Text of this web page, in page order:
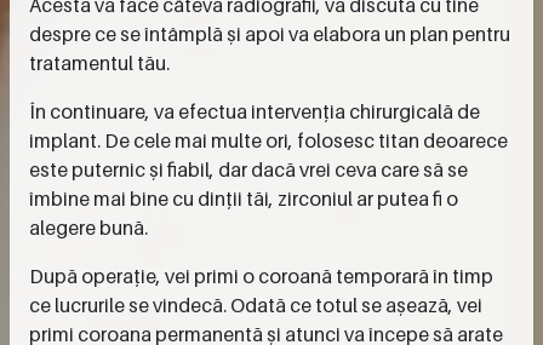
Acesta va face câteva radiografii, va discuta cu tine
despre ce se întâmplă și apoi va elabora un plan pentru
tratamentul tău.
În continuare, va efectua intervenția chirurgicală de
implant. De cele mai multe ori, folosesc titan deoarece
este puternic și fiabil, dar dacă vrei ceva care să se
îmbine mai bine cu dinții tăi, zirconiul ar putea fi o
alegere bună.
După operație, vei primi o coroană temporară în timp
ce lucrurile se vindecă. Odată ce totul se așează, vei
primi coroana permanentă și atunci va începe să arate